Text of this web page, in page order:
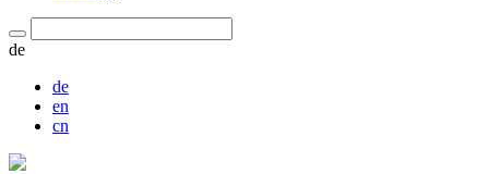
de
de
en
cn